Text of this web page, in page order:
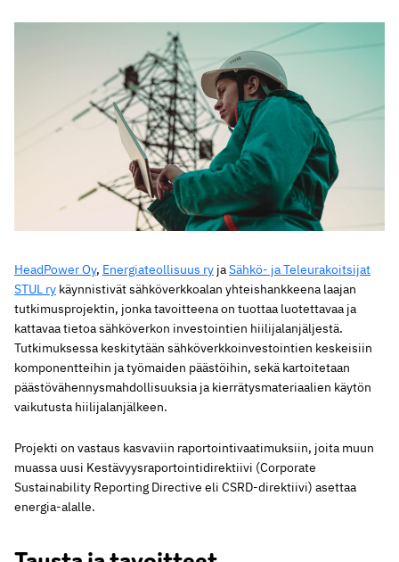
HeadPower Oy, Energiateollisuus ry jaSähkö- ja Teleurakoitsijat
STUL ry käynnistivät sähköverkkoalan yhteishankkeena laajan
tutkimusprojektin, jonka tavoitteena on tuottaa luotettavaa ja
kattavaa tietoa sähköverkon investointien hiilijalanjäljestä.
Tutkimuksessa keskitytään sähköverkkoinvestointien keskeisiin
komponentteihin ja työmaiden päästöihin, sekä kartoitetaan
päästövähennysmahdollisuuksia ja kierrätysmateriaalien käytön
vaikutusta hiilijalanjälkeen.
Projekti on vastaus kasvaviin raportointivaatimuksiin, joita muun
muassa uusi Kestävyysraportointidirektiivi (Corporate
Sustainability Reporting Directive eli CSRD-direktiivi) asettaa
energia-alalle.